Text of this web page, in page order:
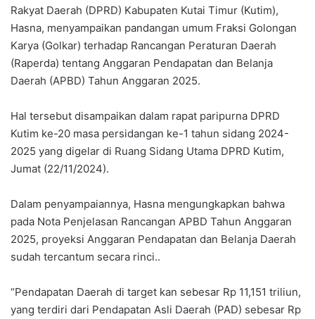
Rakyat Daerah (DPRD) Kabupaten Kutai Timur (Kutim),
Hasna, menyampaikan pandangan umum Fraksi Golongan
Karya (Golkar) terhadap Rancangan Peraturan Daerah
(Raperda) tentang Anggaran Pendapatan dan Belanja
Daerah (APBD) Tahun Anggaran 2025.
Hal tersebut disampaikan dalam rapat paripurna DPRD
Kutim ke-20 masa persidangan ke-1 tahun sidang 2024-
2025 yang digelar di Ruang Sidang Utama DPRD Kutim,
Jumat (22/11/2024).
Dalam penyampaiannya, Hasna mengungkapkan bahwa
pada Nota Penjelasan Rancangan APBD Tahun Anggaran
2025, proyeksi Anggaran Pendapatan dan Belanja Daerah
sudah tercantum secara rinci..
“Pendapatan Daerah di target kan sebesar Rp 11,151 triliun,
yang terdiri dari Pendapatan Asli Daerah (PAD) sebesar Rp